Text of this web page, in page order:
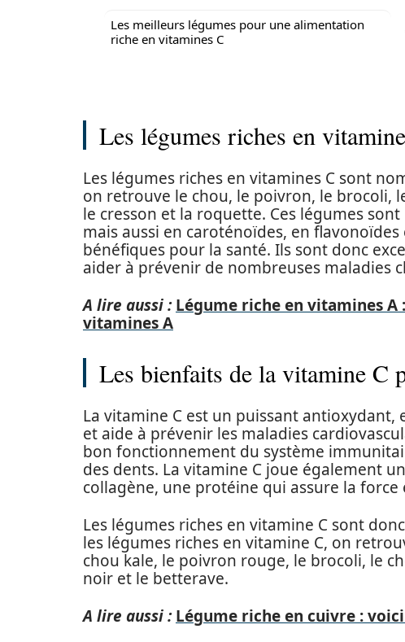
Les meilleurs légumes pour une alimentation
riche en vitamines C
Les légumes riches en
Les légumes riches en vitamines C sont
on retrouve le chou, le poivron, le brocoli,
le cresson et la roquette. Ces légumes
mais aussi en caroténoïdes, en
bénéfiques pour la santé. Ils sont donc
aider à prévenir de nombreuses maladies
A lire aussi : Légume riche en vitamines
vitamines A
Les bienfaits de la vitamine C
La vitamine C est un puissant
et aide à prévenir les maladies
bon fonctionnement du système
des dents. La vitamine C joue également
collagène, une protéine qui assure la force
Les légumes riches en vitamine C sont
les légumes riches en vitamine C, on
chou kale, le poivron rouge, le brocoli, le
noir et le betterave.
A lire aussi : Légume riche en cuivre :